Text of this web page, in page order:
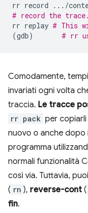
rr record .../
# record the
rr replay # This
(gdb) # rr
Comodamente,
invariati ogni volta
traccia. Le tracce
rr pack per copiarli
nuovo o anche dopo
programma
normali funzionalità
così via. Tuttavia,
( rn ), reverse-cont (
fin.